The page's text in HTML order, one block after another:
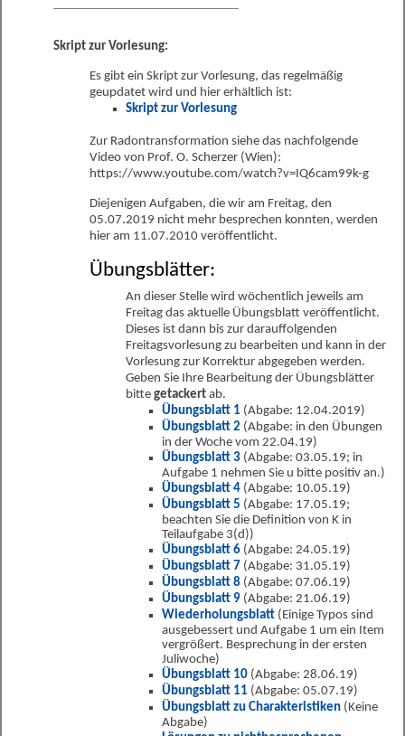
Skript zur Vorlesung:
Es gibt ein Skript zur Vorlesung, das regelmäßig
geupdatet wird und hier erhältlich ist:
Skript zur Vorlesung
Zur Radontransformation siehe das nachfolgende
Video von Prof. O. Scherzer (Wien):
https://www.youtube.com/watch?v=IQ6cam99k-g
Diejenigen Aufgaben, die wir am Freitag, den
05.07.2019 nicht mehr besprechen konnten, werden
hier am 11.07.2010 veröffentlicht.
Übungsblätter:
An dieser Stelle wird wöchentlich jeweils am
Freitag das aktuelle Übungsblatt veröffentlicht.
Dieses ist dann bis zur darauffolgenden
Freitagsvorlesung zu bearbeiten und kann in der
Vorlesung zur Korrektur abgegeben werden.
Geben Sie Ihre Bearbeitung der Übungsblätter
bitte getackert ab.
Übungsblatt 1 (Abgabe: 12.04.2019)
Übungsblatt 2 (Abgabe: in den Übungen
in der Woche vom 22.04.19)
Übungsblatt 3 (Abgabe: 03.05.19; in
Aufgabe 1 nehmen Sie u bitte positiv an.)
Übungsblatt 4 (Abgabe: 10.05.19)
Übungsblatt 5 (Abgabe: 17.05.19;
beachten Sie die Definition von K in
Teilaufgabe 3(d))
Übungsblatt 6 (Abgabe: 24.05.19)
Übungsblatt 7 (Abgabe: 31.05.19)
Übungsblatt 8 (Abgabe: 07.06.19)
Übungsblatt 9 (Abgabe: 21.06.19)
Wiederholungsblatt (Einige Typos sind
ausgebessert und Aufgabe 1 um ein Item
vergrößert. Besprechung in der ersten
Juliwoche)
Übungsblatt 10 (Abgabe: 28.06.19)
Übungsblatt 11 (Abgabe: 05.07.19)
Übungsblatt zu Charakteristiken (Keine
Abgabe)